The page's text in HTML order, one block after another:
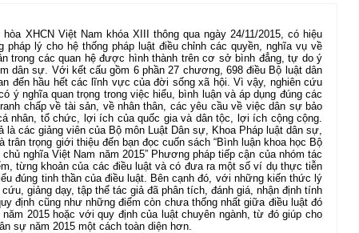
XHCN Việt Nam khóa XIII thông qua ngày 24/11/2015, có hiệu
pháp lý cho hệ thống pháp luật điều chỉnh các quyền, nghĩa vụ về
trong các quan hệ được hình thành trên cơ sở bình đẳng, tự do ý
dân sự. Với kết cấu gồm 6 phần 27 chương, 698 điều Bộ luật dân
đến hầu hết các lĩnh vực của đời sống xã hội. Vì vậy, nghiên cứu
ý nghĩa quan trọng trong việc hiểu, bình luận và áp dụng đúng các
chấp về tài sản, về nhân thân, các yêu cầu về việc dân sự bảo
nhân, tổ chức, lợi ích của quốc gia và dân tộc, lợi ích cộng cộng.
các giảng viên của Bộ môn Luật Dân sự, Khoa Pháp luật dân sự,
trân trọng giới thiệu đến bạn đọc cuốn sách “Bình luận khoa học Bộ
nghĩa Việt Nam năm 2015” Phương pháp tiếp cận của nhóm tác
từng khoản của các điều luật và có đưa ra một số ví dụ thực tiễn
đúng tinh thần của điều luật. Bên cạnh đó, với những kiến thức lý
giảng dạy, tập thể tác giả đã phân tích, đánh giá, nhận định tính
định cũng như những điểm còn chưa thống nhất giữa điều luật đó
2015 hoặc với quy định của luật chuyên ngành, từ đó giúp cho
sự năm 2015 một cách toàn diện hơn.